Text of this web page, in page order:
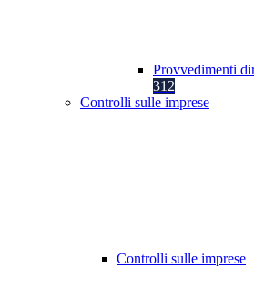
Provvedimenti
312
Controlli sulle imprese
Controlli sulle imprese